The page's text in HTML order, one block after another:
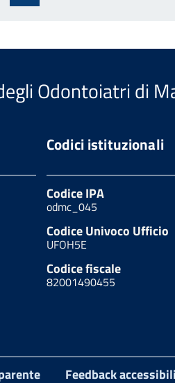
Odontoiatri di
Codici istituzionali
Codice IPA
odmc_045
Codice Univoco Ufficio
UFOH5E
Codice fiscale
82001490455
Feedback